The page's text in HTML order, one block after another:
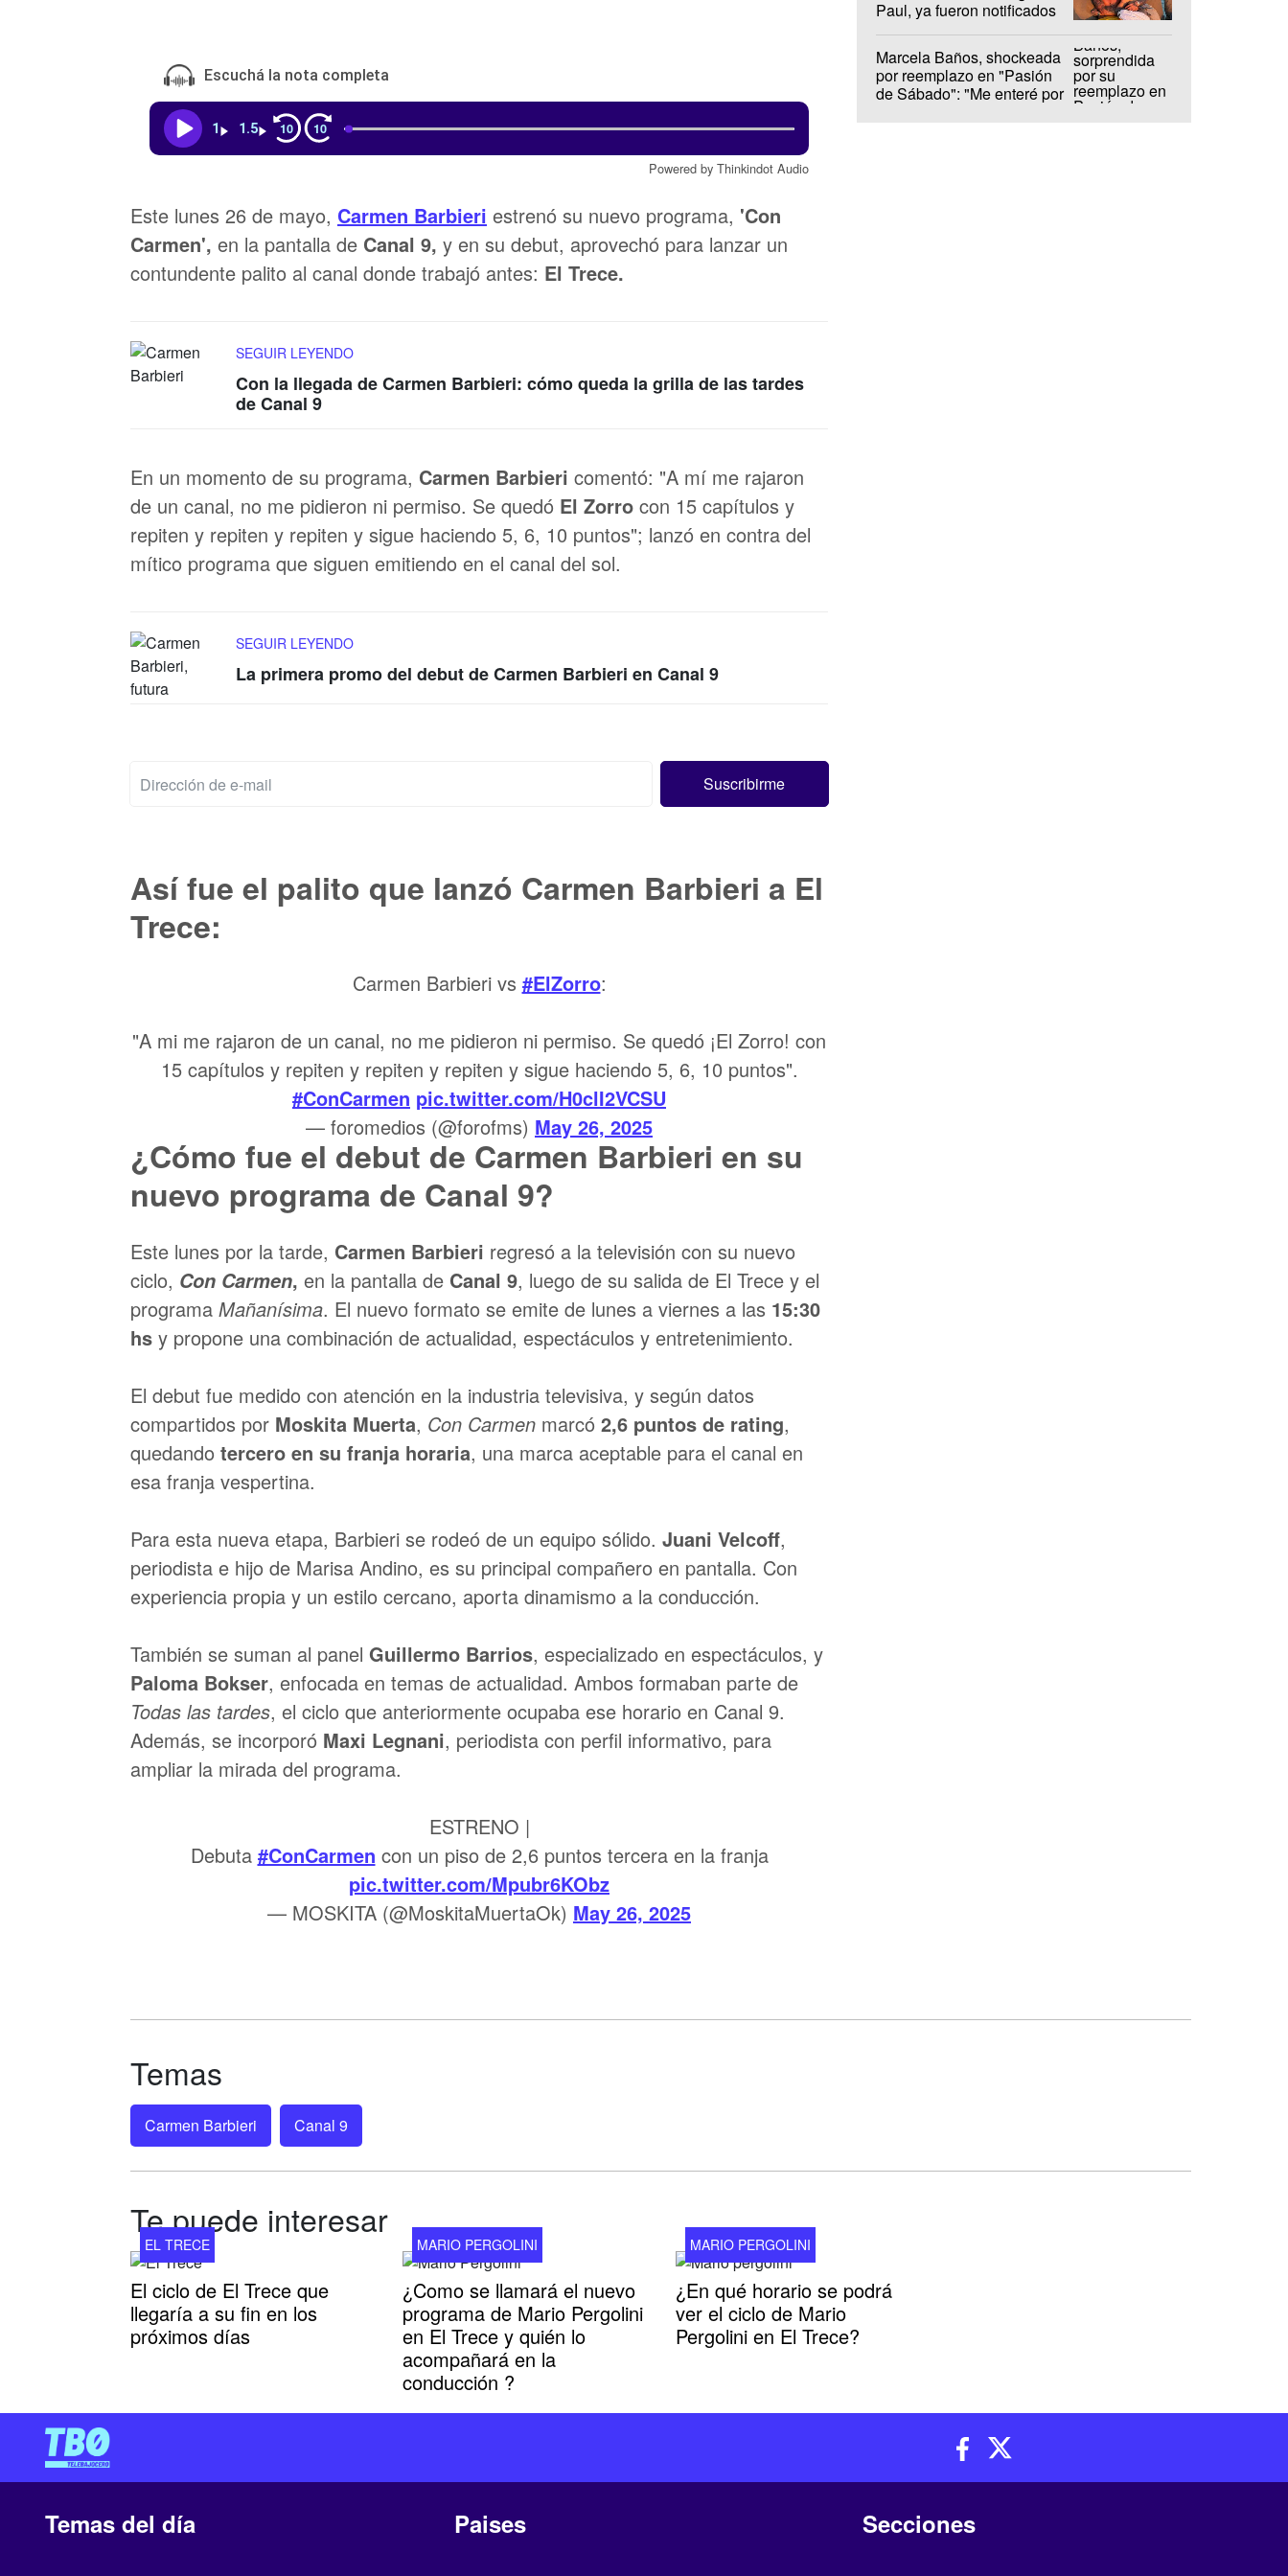
Escuchá la nota completa
1 1.5 10 10
Powered by Thinkindot Audio
Este lunes 26 de mayo, Carmen Barbieri estrenó su nuevo programa, 'Con
Carmen', en la pantalla de Canal 9, y en su debut, aprovechó para lanzar un
contundente palito al canal donde trabajó antes: El Trece.
SEGUIR LEYENDO
Con la llegada de Carmen Barbieri: cómo queda la grilla de las tardes
de Canal 9
En un momento de su programa, Carmen Barbieri comentó: "A mí me rajaron
de un canal, no me pidieron ni permiso. Se quedó El Zorro con 15 capítulos y
repiten y repiten y repiten y sigue haciendo 5, 6, 10 puntos"; lanzó en contra del
mítico programa que siguen emitiendo en el canal del sol.
SEGUIR LEYENDO
La primera promo del debut de Carmen Barbieri en Canal 9
Así fue el palito que lanzó Carmen Barbieri a El
Trece:
Carmen Barbieri vs #ElZorro:
"A mi me rajaron de un canal, no me pidieron ni permiso. Se quedó ¡El Zorro! con
15 capítulos y repiten y repiten y repiten y sigue haciendo 5, 6, 10 puntos".
#ConCarmen pic.twitter.com/H0clI2VCSU
— foromedios (@forofms) May 26, 2025
¿Cómo fue el debut de Carmen Barbieri en su
nuevo programa de Canal 9?
Este lunes por la tarde, Carmen Barbieri regresó a la televisión con su nuevo
ciclo, Con Carmen, en la pantalla de Canal 9, luego de su salida de El Trece y el
programa Mañanísima. El nuevo formato se emite de lunes a viernes a las 15:30
hs y propone una combinación de actualidad, espectáculos y entretenimiento.
El debut fue medido con atención en la industria televisiva, y según datos
compartidos por Moskita Muerta, Con Carmen marcó 2,6 puntos de rating,
quedando tercero en su franja horaria, una marca aceptable para el canal en
esa franja vespertina.
Para esta nueva etapa, Barbieri se rodeó de un equipo sólido. Juani Velcoff,
periodista e hijo de Marisa Andino, es su principal compañero en pantalla. Con
experiencia propia y un estilo cercano, aporta dinamismo a la conducción.
También se suman al panel Guillermo Barrios, especializado en espectáculos, y
Paloma Bokser, enfocada en temas de actualidad. Ambos formaban parte de
Todas las tardes, el ciclo que anteriormente ocupaba ese horario en Canal 9.
Además, se incorporó Maxi Legnani, periodista con perfil informativo, para
ampliar la mirada del programa.
ESTRENO |
Debuta #ConCarmen con un piso de 2,6 puntos tercera en la franja
pic.twitter.com/Mpubr6KObz
— MOSKITA (@MoskitaMuertaOk) May 26, 2025
Paul, ya fueron notificados
Marcela Baños, shockeada
por reemplazo en "Pasión
de Sábado": "Me enteré por
Temas
Carmen Barbieri Canal 9
Te puede interesar
EL TRECE
El ciclo de El Trece que
llegaría a su fin en los
próximos días
MARIO PERGOLINI
¿Como se llamará el nuevo
programa de Mario Pergolini
en El Trece y quién lo
acompañará en la
conducción ?
MARIO PERGOLINI
¿En qué horario se podrá
ver el ciclo de Mario
Pergolini en El Trece?
Temas del día Paises Secciones